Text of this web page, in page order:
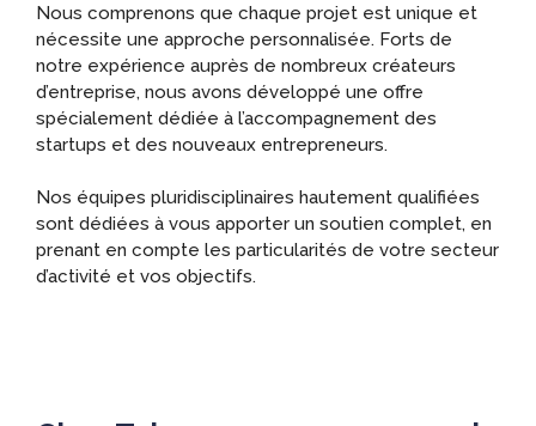
Nous comprenons que chaque projet est unique et
nécessite une approche personnalisée. Forts de
notre expérience auprès de nombreux créateurs
d’entreprise, nous avons développé une offre
spécialement dédiée à l’accompagnement des
startups et des nouveaux entrepreneurs.
Nos équipes pluridisciplinaires hautement qualifiées
sont dédiées à vous apporter un soutien complet, en
prenant en compte les particularités de votre secteur
d’activité et vos objectifs.